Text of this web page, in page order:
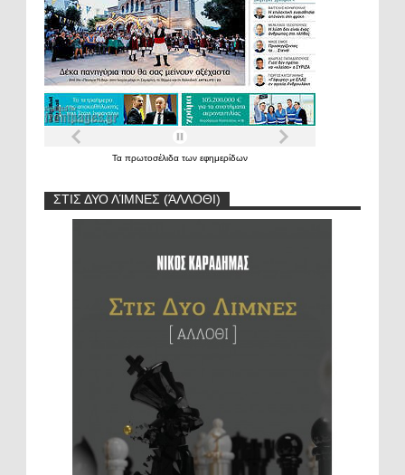
Τα πρωτοσέλιδα των εφημερίδων
ΣΤΙΣ ΔΥΟ ΛΊΜΝΕΣ (ΆΛΛΟΘΙ)